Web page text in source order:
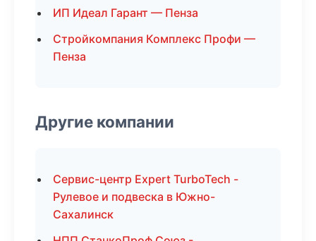
ИП Идеал Гарант — Пенза
Стройкомпания Комплекс Профи —
Пенза
Другие компании
Сервис-центр Expert TurboTech -
Рулевое и подвеска в Южно-
Сахалинск